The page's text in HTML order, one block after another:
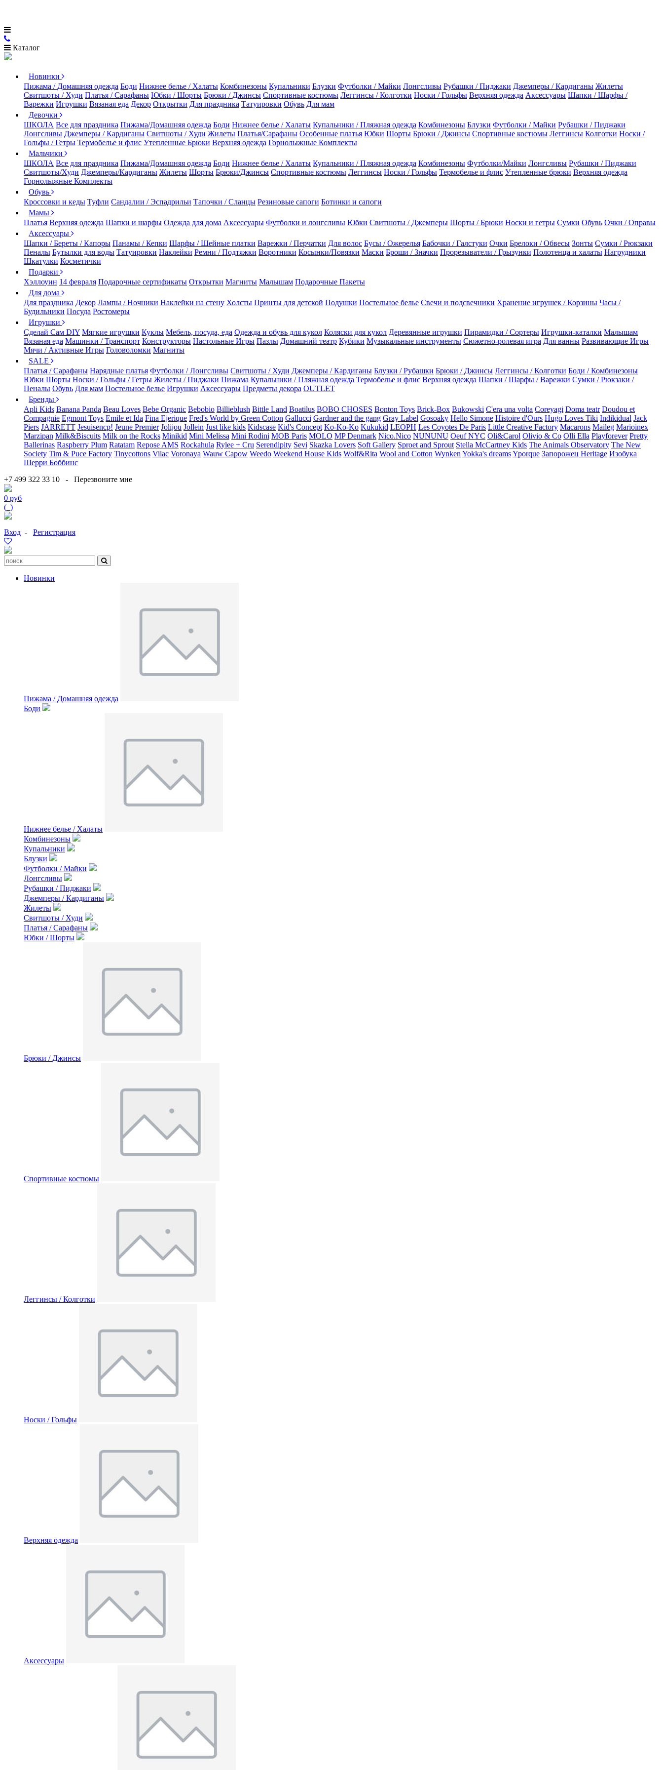
Каталог
Новинки
Пижама / Домашняя одежда Боди Нижнее белье / Халаты Комбинезоны Купальники Блузки Футболки / Майки Лонгсливы Рубашки / Пиджаки Джемперы / Кардиганы Жилеты
Свитшоты / Худи Платья / Сарафаны Юбки / Шорты Брюки / Джинсы Спортивные костюмы Леггинсы / Колготки Носки / Гольфы Верхняя одежда Аксессуары Шапки / Шарфы /
Варежки Игрушки Вязаная еда Декор Открытки Для праздника Татуировки Обувь Для мам
Девочки
ШКОЛА Все для праздника Пижама/Домашняя одежда Боди Нижнее белье / Халаты Купальники / Пляжная одежда Комбинезоны Блузки Футболки / Майки Рубашки / Пиджаки
Лонгсливы Джемперы / Кардиганы Свитшоты / Худи Жилеты Платья/Сарафаны Особенные платья Юбки Шорты Брюки / Джинсы Спортивные костюмы Леггинсы Колготки Носки /
Гольфы / Гетры Термобелье и флис Утепленные Брюки Верхняя одежда Горнолыжные Комплекты
Мальчики
ШКОЛА Все для праздника Пижама/Домашняя одежда Боди Нижнее белье / Халаты Купальники / Пляжная одежда Комбинезоны Футболки/Майки Лонгсливы Рубашки / Пиджаки
Свитшоты/Худи Джемперы/Кардиганы Жилеты Шорты Брюки/Джинсы Спортивные костюмы Леггинсы Носки / Гольфы Термобелье и флис Утепленные брюки Верхняя одежда
Горнолыжные Комплекты
Обувь
Кроссовки и кеды Туфли Сандалии / Эспадрильи Тапочки / Сланцы Резиновые сапоги Ботинки и сапоги
Мамы
Платья Верхняя одежда Шапки и шарфы Одежда для дома Аксессуары Футболки и лонгсливы Юбки Свитшоты / Джемперы Шорты / Брюки Носки и гетры Сумки Обувь Очки / Оправы
Аксессуары
Шапки / Береты / Капоры Панамы / Кепки Шарфы / Шейные платки Варежки / Перчатки Для волос Бусы / Ожерелья Бабочки / Галстуки Очки Брелоки / Обвесы Зонты Сумки / Рюкзаки
Пеналы Бутылки для воды Татуировки Наклейки Ремни / Подтяжки Воротники Косынки/Повязки Маски Броши / Значки Прорезыватели / Грызунки Полотенца и халаты Нагрудники
Шкатулки Косметички
Подарки
Хэллоуин 14 февраля Подарочные сертификаты Открытки Магниты Малышам Подарочные Пакеты
Для дома
Для праздника Декор Лампы / Ночники Наклейки на стену Холсты Принты для детской Подушки Постельное белье Свечи и подсвечники Хранение игрушек / Корзины Часы /
Будильники Посуда Ростомеры
Игрушки
Сделай Сам DIY Мягкие игрушки Куклы Мебель, посуда, еда Одежда и обувь для кукол Коляски для кукол Деревянные игрушки Пирамидки / Сортеры Игрушки-каталки Малышам
Вязаная еда Машинки / Транспорт Конструкторы Настольные Игры Пазлы Домашний театр Кубики Музыкальные инструменты Сюжетно-ролевая игра Для ванны Развивающие Игры
Мячи / Активные Игры Головоломки Магниты
SALE
Платья / Сарафаны Нарядные платья Футболки / Лонгсливы Свитшоты / Худи Джемперы / Кардиганы Блузки / Рубашки Брюки / Джинсы Леггинсы / Колготки Боди / Комбинезоны
Юбки Шорты Носки / Гольфы / Гетры Жилеты / Пиджаки Пижама Купальники / Пляжная одежда Термобелье и флис Верхняя одежда Шапки / Шарфы / Варежки Сумки / Рюкзаки /
Пеналы Обувь Для мам Постельное белье Игрушки Аксессуары Предметы декора OUTLET
Бренды
Apli Kids Banana Panda Beau Loves Bebe Organic Bebobio Billieblush Bittle Land Boatilus BOBO CHOSES Bonton Toys Brick-Box Bukowski C'era una volta Coreyagi Doma teatr Doudou et
Compagnie Egmont Toys Emile et Ida Fina Ejerique Fred's World by Green Cotton Gallucci Gardner and the gang Gray Label Gosoaky Hello Simone Histoire d'Ours Hugo Loves Tiki Indikidual Jack
Piers JARRETT Jesuisencp! Jeune Premier Jolijou Jollein Just like kids Kidscase Kid's Concept Ko-Ko-Ko Kukukid LEOPH Les Coyotes De Paris Little Creative Factory Macarons Maileg Marioinex
Marzipan Milk&Biscuits Milk on the Rocks Minikid Mini Melissa Mini Rodini MOB Paris MOLO MP Denmark Nico.Nico NUNUNU Oeuf NYC Oli&Carol Olivio & Co Olli Ella Playforever Pretty
Ballerinas Raspberry Plum Ratatam Repose AMS Rockahula Rylee + Cru Serendipity Sevi Skazka Lovers Soft Gallery Sproet and Sprout Stella McCartney Kids The Animals Observatory The New
Society Tim & Puce Factory Tinycottons Vilac Voronaya Wauw Capow Weedo Weekend House Kids Wolf&Rita Wool and Cotton Wynken Yokka's dreamsYporque Запорожец Heritage Изобука
Шерри Боббинс
+7 499 322 33 10 - Перезвоните мне
0 руб
( )
Вход - Регистрация
Новинки
Пижама / Домашняя одежда
Боди
Нижнее белье / Халаты
Комбинезоны
Купальники
Блузки
Футболки / Майки
Лонгсливы
Рубашки / Пиджаки
Джемперы / Кардиганы
Жилеты
Свитшоты / Худи
Платья / Сарафаны
Юбки / Шорты
Брюки / Джинсы
Спортивные костюмы
Леггинсы / Колготки
Носки / Гольфы
Верхняя одежда
Аксессуары